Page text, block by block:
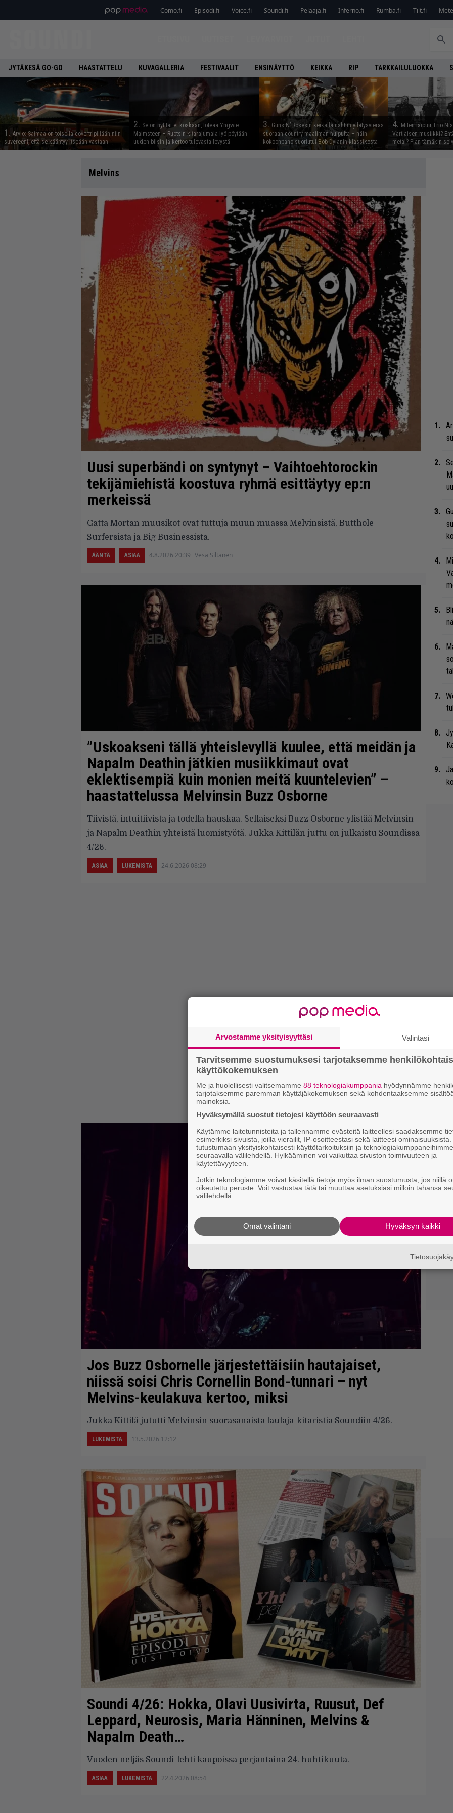
Como.fi Episodi.fi Voice.fi Soundi.fi Pelaaja.fi Inferno.fi Rumba.fi Tilt.fi
JYTÄKESÄ GO-GO HAASTATTELU KUVAGALLERIA FESTIVAALIT ENSINÄYTTÖ KEIKKA RIP TARKKAILULUOKKA
1. Arvio: Saimaa on toisella covertripillään niin
suvereeni, että se kääntyy itseään vastaan
2. Se on nyt tai ei koskaan, toteaa Yngwie
Malmsteen – Ruotsin kitarajumala lyö pöytään
uuden biisin ja kertoo tulevasta levystä
3. Guns N’ Rosesin keikalla nähtiin yllätysvieras
suoraan country-maailman huipulta – näin
kokoonpano suoriutui Bob Dylanin klassikosta
4. Miten taipuu Trio
Vartiaisen musiikki?
metal? Pian tämäkin
Melvins
Uusi superbändi on syntynyt – Vaihtoehtorockin
tekijämiehistä koostuva ryhmä esittäytyy ep:n
merkeissä
Gatta Mortan muusikot ovat tuttuja muun muassa Melvinsistä, Butthole
Surfersista ja Big Businessista.
ÄÄNTÄ ASIAA 4.8.2026 20:39 Vesa Siltanen
”Uskoakseni tällä yhteislevyllä kuulee, että meidän ja
Napalm Deathin jätkien musiikkimaut ovat
eklektisempiä kuin monien meitä kuuntelevien” –
haastattelussa Melvinsin Buzz Osborne
Tiivistä, intuitiivista ja todella hauskaa. Sellaiseksi Buzz Osborne ylistää Melvinsin
ja Napalm Deathin yhteistä luomistyötä. Jukka Kittilän juttu on julkaistu Soundissa
4/26.
ASIAA LUKEMISTA 24.6.2026 08:29
Jos Buzz Osbornelle järjestettäisiin hautajaiset,
niissä soisi Chris Cornellin Bond-tunnari – nyt
Melvins-keulakuva kertoo, miksi
Jukka Kittilä jututti Melvinsin suorasanaista laulaja-kitaristia Soundiin 4/26.
LUKEMISTA 13.5.2026 12:12
Soundi 4/26: Hokka, Olavi Uusivirta, Ruusut, Def
Leppard, Neurosis, Maria Hänninen, Melvins &
Napalm Death…
Vuoden neljäs Soundi-lehti kaupoissa perjantaina 24. huhtikuuta.
ASIAA LUKEMISTA 22.4.2026 08:54
Arvostamme yksityisyyttäsi Valintasi
Tarvitsemme suostumuksesi tarjotaksemme
käyttökokemuksen
Me ja huolellisesti valitsemamme 88 teknologiakumppania hyödynnämme
tarjotaksemme paremman käyttäjäkokemuksen sekä kohdentaaksemme
mainoksia.
Hyväksymällä suostut tietojesi käyttöön seuraavasti
Käytämme laitetunnisteita ja tallennamme evästeitä laitteellesi saadaksemme
esimerkiksi sivuista, joilla vierailit, IP-osoitteestasi sekä laitteesi
tutustumaan yksityiskohtaisesti käyttötarkoituksiin ja teknologiakumppaneihimme
seuraavalla välilehdellä. Hylkääminen voi vaikuttaa sivuston toimivuuteen ja
käytettävyyteen.
Jotkin teknologiamme voivat käsitellä tietoja myös ilman suostumusta, jos niillä
oikeutettu peruste. Voit vastustaa tätä tai muuttaa asetuksiasi milloin tahansa
välilehdellä.
Hyväksyn kaikki
Omat valintani